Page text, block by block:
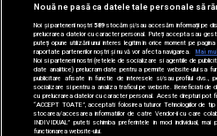
LIVE : 0754-
WhatsApp:
Nouă ne pasă ca datele tale personale să
Noi și partenerii noștri589stocăm și/sau accesăm informații pe
prelucrarea datelor cu caracter personal. Puteți accepta sau
puteți opune utilizării unui interes legitim în orice moment pe
raportate partenerilor noștri și nu vă vor afecta navigarea.
Mai
Noi si partenerii nostri (retelele de socializare si agentiile de
date analitice) prelucram date pentru a permite website-ului sa
publicitare afisate in functie de interesele si/sau profilul dvs.,
socializare si pentru a analiza traficul pe website. Beneficiati de
cu prelucrarea datelor cu caracter personal. Aceste drepturi pot
“ACCEPT TOATE”, acceptati folosirea tuturor Tehnologiilor de
stocarea/accesarea informatiilor de catre Vendor-ii cu care
INDIVIDUAL” puteti schimba preferintele in mod individual,
functionarea website-ului.